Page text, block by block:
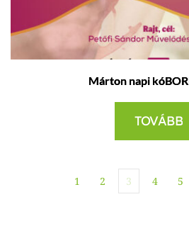
Márton napi
TOVÁBB
1 2 3 4 5